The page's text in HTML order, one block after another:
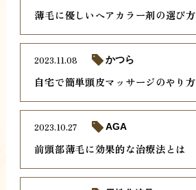
薄毛に優しいヘアカラー剤の選び方
自宅で簡単頭皮マッサージのやり方
2023.11.08 かつら
前頭部薄毛に効果的な治療法とは
2023.10.27 AGA